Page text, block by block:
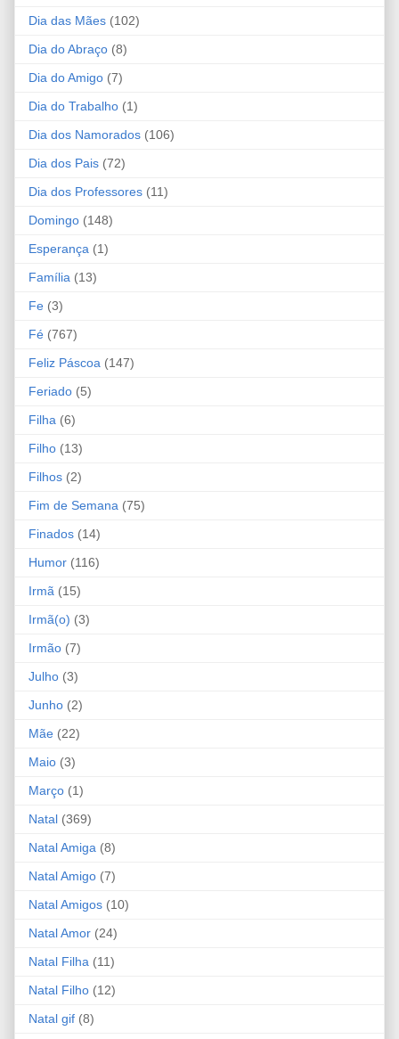
Dia das Mães (102)
Dia do Abraço (8)
Dia do Amigo (7)
Dia do Trabalho (1)
Dia dos Namorados (106)
Dia dos Pais (72)
Dia dos Professores (11)
Domingo (148)
Esperança (1)
Família (13)
Fe (3)
Fé (767)
Feliz Páscoa (147)
Feriado (5)
Filha (6)
Filho (13)
Filhos (2)
Fim de Semana (75)
Finados (14)
Humor (116)
Irmã (15)
Irmã(o) (3)
Irmão (7)
Julho (3)
Junho (2)
Mãe (22)
Maio (3)
Março (1)
Natal (369)
Natal Amiga (8)
Natal Amigo (7)
Natal Amigos (10)
Natal Amor (24)
Natal Filha (11)
Natal Filho (12)
Natal gif (8)